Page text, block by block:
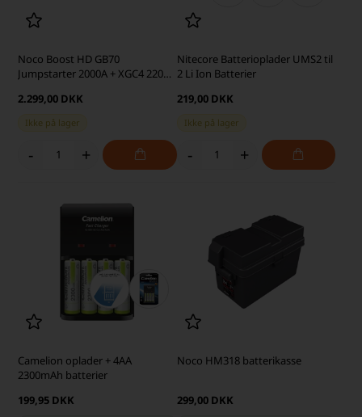
Noco Boost HD GB70
Jumpstarter 2000A + XGC4 220v
2.299,00 DKK
Ikke på lager
- +
Nitecore Batterioplader UMS2 til
2 Li Ion Batterier
219,00 DKK
Ikke på lager
- +
Camelion oplader + 4AA
2300mAh batterier
199,95 DKK
Noco HM318 batterikasse
299,00 DKK